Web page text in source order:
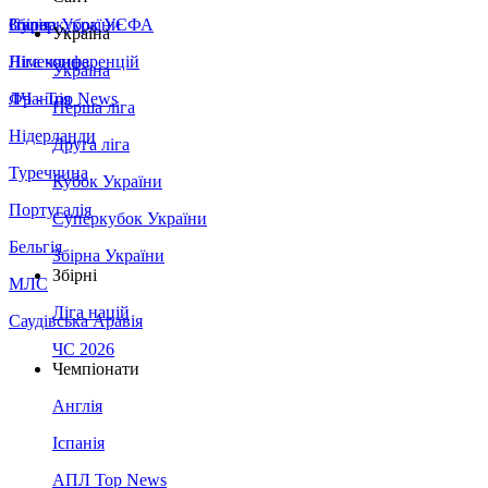
Збірна України
Італія
Німеччина
Франція
Нідерланди
Туреччина
Португалія
Бельгія
МЛС
Саудівська Аравія
Суперкубок УЄФА
Ліга конференцій
ЛЧ - Top News
Україна
Україна
Перша ліга
Друга ліга
Кубок України
Суперкубок України
Збірна України
Збірні
Ліга націй
ЧС 2026
Чемпіонати
Англія
Іспанія
АПЛ Top News